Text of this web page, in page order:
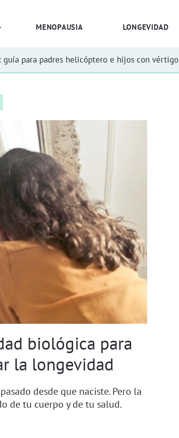
MENOPAUSIA LONGEVIDAD
para padres helicóptero e hijos con vértigo
biológica para
la longevidad
desde que naciste. Pero la
de tu cuerpo y de tu salud.